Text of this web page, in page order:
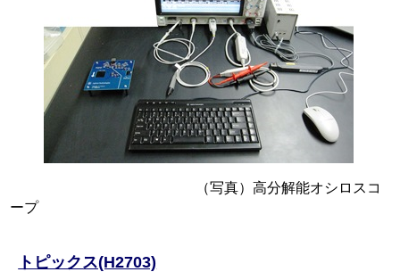
（写真）高分解能オシロスコ
ープ
トピックス(H2703)